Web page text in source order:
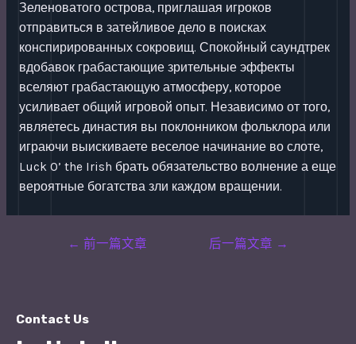
Зеленоватого острова, приглашая игроков
отправиться в затейливое дело в поисках
конспирированных сокровищ. Спокойный саундтрек
вдобавок грабастающие зрительные эффекты
вселяют грабастающую атмосферу, которое
усиливает общий игровой опыт. Независимо от того,
являетесь династия вы поклонником фольклора или
играючи выискиваете веселое начинание во слоте,
Luck O’ the Irish брать обязательство волнение а еще
вероятные богатства зли каждом вращении.
Post← 前一篇文章 后一篇文章 →
Contact Us